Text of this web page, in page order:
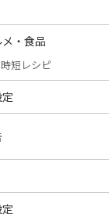
・食品
時短レシピ